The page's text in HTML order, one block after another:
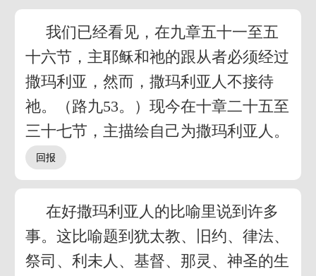
我们已经看见，在九章五十一至五
十六节，主耶稣和祂的跟从者必须经过
撒玛利亚，然而，撒玛利亚人不接待
祂。（路九53。）现今在十章二十五至
三十七节，主描绘自己为撒玛利亚人。
在好撒玛利亚人的比喻里说到许多
事。这比喻题到犹太教、旧约、律法、
祭司、利未人、基督、那灵、神圣的生